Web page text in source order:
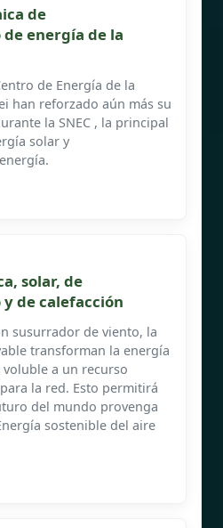
de
energía de la
de Energía de la
han reforzado aún más su
la SNEC , la principal
solar y
solar, de
de calefacción
susurrador de viento, la
transforman la energía
a un recurso
la red. Esto permitirá
del mundo provenga
sostenible del aire